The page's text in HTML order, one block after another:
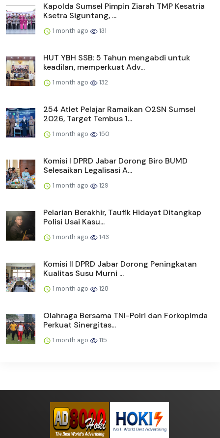
Kapolda Sumsel Pimpin Ziarah TMP Kesatria
Ksetra Siguntang, ...
1 month ago 131
HUT YBH SSB: 5 Tahun mengabdi untuk
keadilan, memperkuat Adv...
1 month ago 132
254 Atlet Pelajar Ramaikan O2SN Sumsel
2026, Target Tembus 1...
1 month ago 150
Komisi I DPRD Jabar Dorong Biro BUMD
Selesaikan Legalisasi A...
1 month ago 129
Pelarian Berakhir, Taufik Hidayat Ditangkap
Polisi Usai Kasu...
1 month ago 143
Komisi II DPRD Jabar Dorong Peningkatan
Kualitas Susu Murni ...
1 month ago 128
Olahraga Bersama TNI-Polri dan Forkopimda
Perkuat Sinergitas...
1 month ago 115